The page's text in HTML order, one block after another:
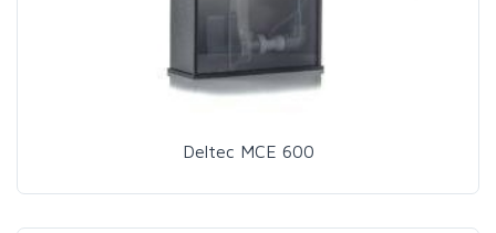
Deltec MCE 600